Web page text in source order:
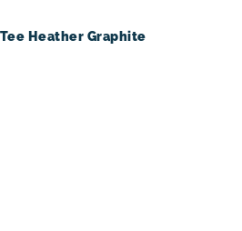
Heather Graphite